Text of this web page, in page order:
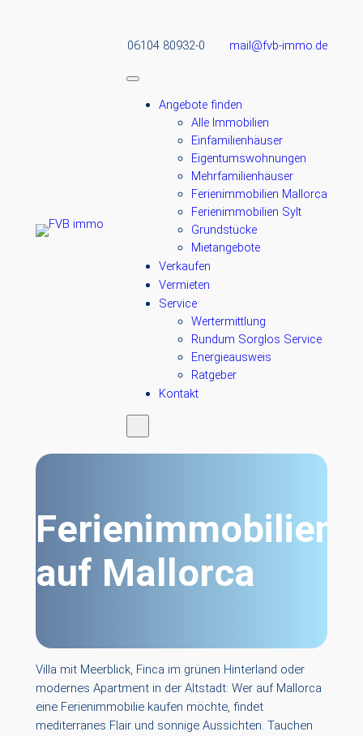
06104 80932-0 mail@fvb-immo.de
Angebote finden
Alle Immobilien
Einfamilienhäuser
Eigentumswohnungen
Mehrfamilienhäuser
Ferienimmobilien Mallorca
Ferienimmobilien Sylt
Grundstücke
Mietangebote
Verkaufen
Vermieten
Service
Wertermittlung
Rundum Sorglos Service
Energieausweis
Ratgeber
Kontakt
Ferienimmobilien
auf Mallorca
Villa mit Meerblick, Finca im grünen Hinterland oder
modernes Apartment in der Altstadt: Wer auf Mallorca
eine Ferienimmobilie kaufen möchte, findet
mediterranes Flair und sonnige Aussichten. Tauchen